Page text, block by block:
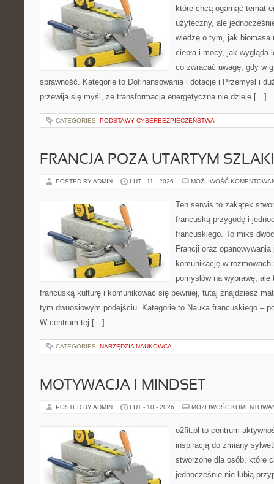
które chcą ogarnąć temat
użyteczny, ale
wiedzę o tym, jak biomasa
ciepła i mocy, jak wygląda
co zwracać uwagę, gdy w
sprawność. Kategorie to Dofinansowania i dotacje i Przemysł i
przewija się myśl, że transformacja energetyczna nie dzieje […]
CATEGORIES: PODSTAWY CYBERBEZPIECZEŃSTWA
FRANCJA POZA UTARTYM
POSTED BY ADMIN LUT - 11 - 2026 MOŻLIWOŚĆ
Ten serwis to zakątek
francuską przygodę i
francuskiego. To miks
Francji oraz
komunikację w
pomysłów na wyprawę,
francuską kulturę i komunikować się pewniej, tutaj znajdziesz
tym dwuosiowym podejściu. Kategorie to Nauka francuskiego –
W centrum tej […]
CATEGORIES: NARZĘDZIA NAUKOWCA
MOTYWACJA I MINDSET
POSTED BY ADMIN LUT - 10 - 2026 MOŻLIWOŚĆ
o2fit.pl to centrum
inspiracją do zmiany
stworzone dla osób, które
jednocześnie nie lubią